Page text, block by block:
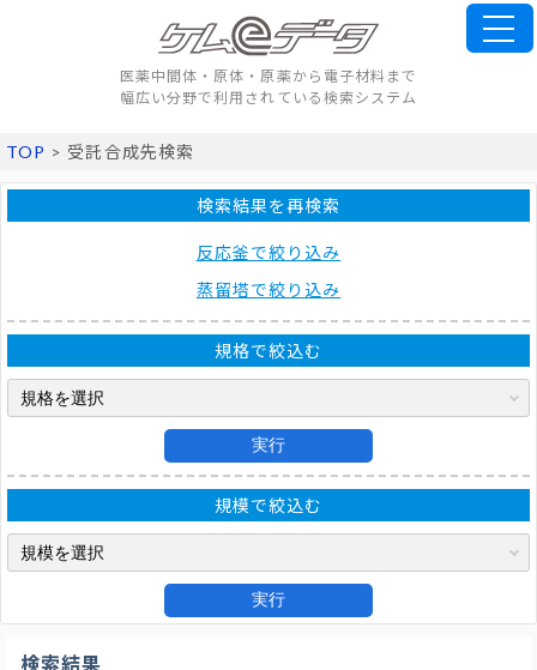
医薬中間体・原体・原薬から電子材料まで
幅広い分野で利用されている検索システム
TOP > 受託合成先検索
検索結果を再検索
反応釜で絞り込み
蒸留塔で絞り込み
規格で絞込む
実行
規模で絞込む
実行
検索結果